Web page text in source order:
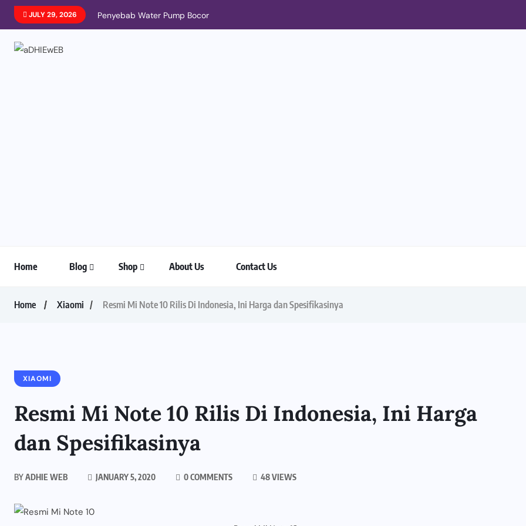
JULY 29, 2026 Penyebab Water Pump Bocor
Home Blog Shop About Us Contact Us
Home Xiaomi Resmi Mi Note 10 Rilis Di Indonesia, Ini Harga dan Spesifikasinya
XIAOMI
Resmi Mi Note 10 Rilis Di Indonesia, Ini Harga
dan Spesifikasinya
BYADHIE WEB JANUARY 5, 2020 0 COMMENTS 48 VIEWS